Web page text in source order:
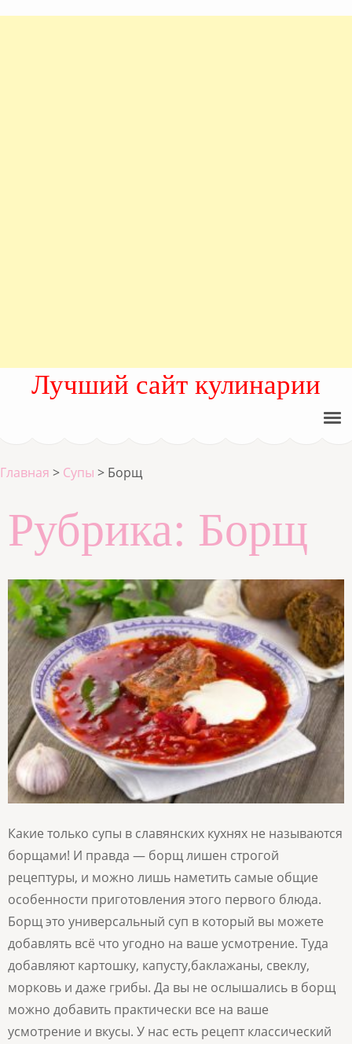
Лучший сайт кулинарии
Главная > Супы > Борщ
Рубрика: Борщ
Какие только супы в славянских кухнях не называются
борщами! И правда — борщ лишен строгой
рецептуры, и можно лишь наметить самые общие
особенности приготовления этого первого блюда.
Борщ это универсальный суп в который вы можете
добавлять всё что угодно на ваше усмотрение. Туда
добавляют картошку, капусту,баклажаны, свеклу,
морковь и даже грибы. Да вы не ослышались в борщ
можно добавить практически все на ваше
усмотрение и вкусы. У нас есть рецепт классический